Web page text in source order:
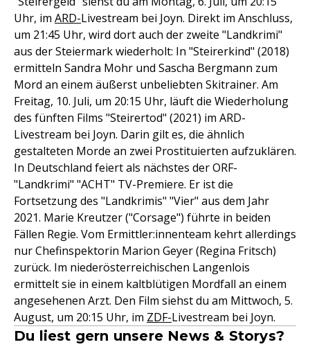
Uhr, im ARD-Livestream bei Joyn. Direkt im Anschluss,
um 21:45 Uhr, wird dort auch der zweite "Landkrimi"
aus der Steiermark wiederholt: In "Steirerkind" (2018)
ermitteln Sandra Mohr und Sascha Bergmann zum
Mord an einem äußerst unbeliebten Skitrainer. Am
Freitag, 10. Juli, um 20:15 Uhr, läuft die Wiederholung
des fünften Films "Steirertod" (2021) im ARD-
Livestream bei Joyn. Darin gilt es, die ähnlich
gestalteten Morde an zwei Prostituierten aufzuklären.
In Deutschland feiert als nächstes der ORF-
"Landkrimi" "ACHT" TV-Premiere. Er ist die
Fortsetzung des "Landkrimis" "Vier" aus dem Jahr
2021. Marie Kreutzer ("Corsage") führte in beiden
Fällen Regie. Vom Ermittler:innenteam kehrt allerdings
nur Chefinspektorin Marion Geyer (Regina Fritsch)
zurück. Im niederösterreichischen Langenlois
ermittelt sie in einem kaltblütigen Mordfall an einem
angesehenen Arzt. Den Film siehst du am Mittwoch, 5.
August, um 20:15 Uhr, im ZDF-Livestream bei Joyn.
Du liest gern unsere News & Storys?